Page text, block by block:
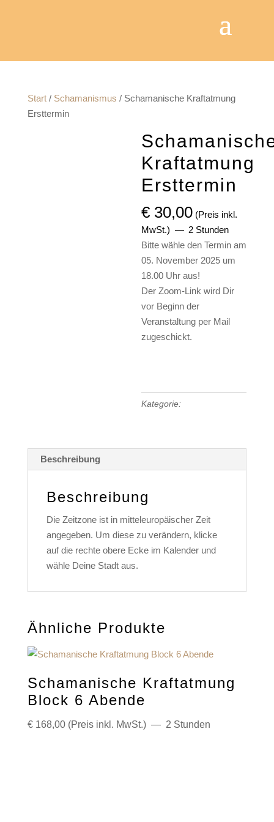
Start/ Schamanismus / Schamanische Kraftatmung
Ersttermin
Kraftatmung
Ersttermin
€ 30,00 (Preis inkl.
MwSt.)
2 Stunden
Bitte wähle den Termin am
05. November 2025 um
18.00 Uhr aus!
Der Zoom-Link wird Dir
vor Beginn der
Veranstaltung per Mail
zugeschickt.
Menge
Kategorie:
Beschreibung
Beschreibung
Die Zeitzone ist in mitteleuropäischer Zeit
angegeben. Um diese zu verändern, klicke
auf die rechte obere Ecke im Kalender und
wähle Deine Stadt aus.
Ähnliche Produkte
Schamanische Kraftatmung
Block 6 Abende
€168,00 (Preis inkl. MwSt.) 2 Stunden